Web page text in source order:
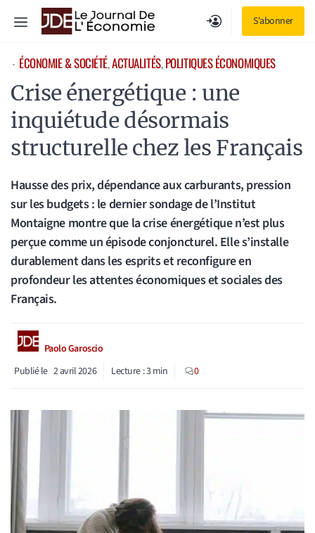
S'abonner
Menu
⋅ ÉCONOMIE & SOCIÉTÉ, ACTUALITÉS, POLITIQUES ÉCONOMIQUES
Crise énergétique : une
inquiétude désormais
structurelle chez les Français
Hausse des prix, dépendance aux carburants, pression
sur les budgets : le dernier sondage de l’Institut
Montaigne montre que la crise énergétique n’est plus
perçue comme un épisode conjoncturel. Elle s’installe
durablement dans les esprits et reconfigure en
profondeur les attentes économiques et sociales des
Français.
Paolo Garoscio
Publié le 2 avril 2026 Lecture :3min 0